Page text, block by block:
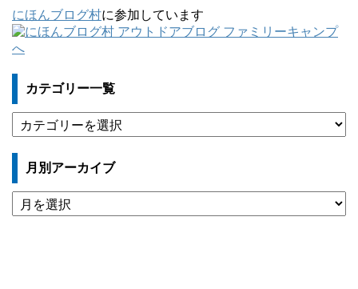
にほんブログ村に参加しています
カテゴリー一覧
テ
ゴ
ー
一
覧
月別アーカイブ
月
別